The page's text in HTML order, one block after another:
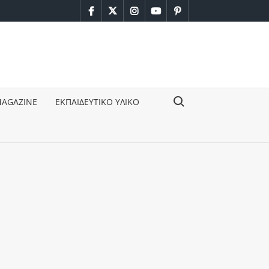
facebook
twitterinstagram
youtubepinterest
ΕΚΠΑΙΔΕΥΤΙΚΟ ΥΛΙΚΟ Search for: